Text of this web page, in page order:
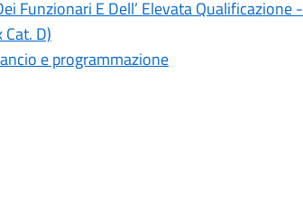
Funzionari E Dell’ Elevata Qualificazione -
D)
e programmazione